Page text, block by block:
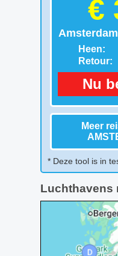
€
Heen:
Retour:
Nu
Meer
* Deze tool is in
Luchthavens